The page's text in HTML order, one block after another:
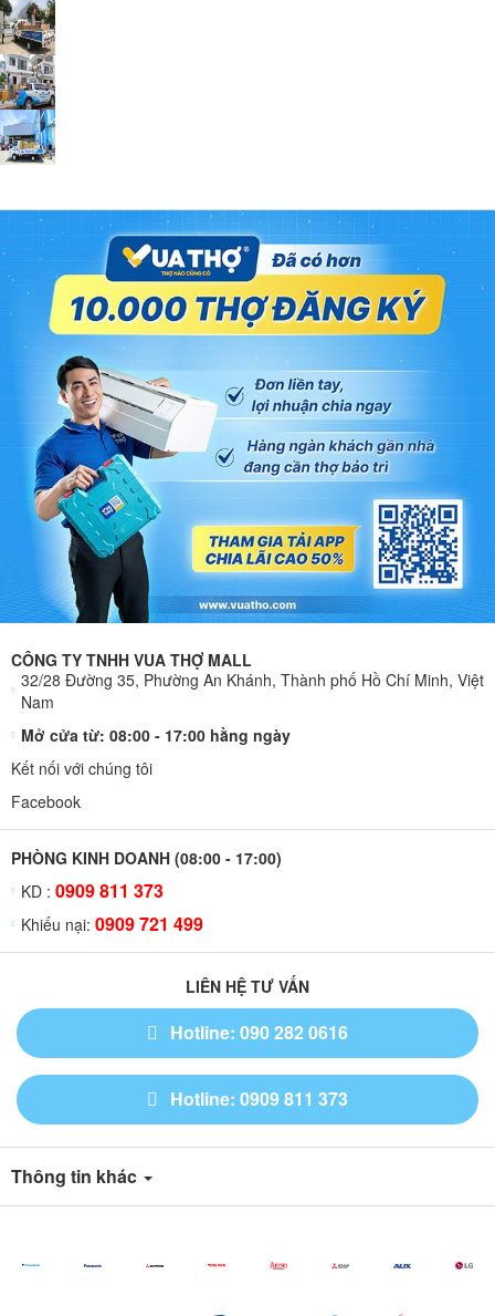
CÔNG TY TNHH VUA THỢ MALL
32/28 Đường 35, Phường An Khánh, Thành phố Hồ Chí Minh, Việt
Nam
Mở cửa từ: 08:00 - 17:00 hằng ngày
Kết nối với chúng tôi
Facebook
PHÒNG KINH DOANH (08:00 - 17:00)
KD : 0909 811 373
Khiếu nại: 0909 721 499
LIÊN HỆ TƯ VẤN
Hotline: 090 282 0616
Hotline: 0909 811 373
Thông tin khác